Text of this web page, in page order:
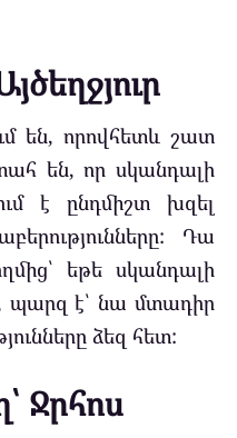
են, որովհետև շատ
են, որ սկանդալի
է ընդմիշտ խզել
Դա
եթե սկանդալի
պարզ է՝ նա մտադիր
ձեզ հետ:
Ջրհոս